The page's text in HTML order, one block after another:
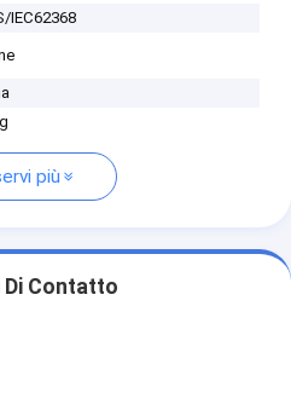
IEC62368
più
Di Contatto